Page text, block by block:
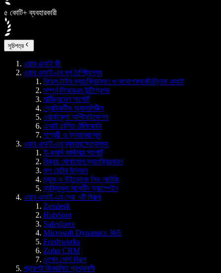
৫ কোটি+ ব্যবহারকারী
সূচিপত্র
এয়ার এআই কী
এয়ার এআই-এর মূল বৈশিষ্ট্যসমূহ
রিয়েল-টাইম স্বয়ংক্রিয়করণ ও কথোপকথনভিত্তিক এআই
সম্পূর্ণ সিআরএম ইন্টিগ্রেশন
মাল্টিচ্যানেল সাপোর্ট
প্রেডিকটিভ অ্যানালিটিক্স
ওয়ার্কফ্লো অপ্টিমাইজেশন
এআই চালিত টেলিফোনি
সাশ্রয়ী ও ব্যবহারবান্ধব
এয়ার এআই-এর ব্যবহারক্ষেত্রসমূহ
ই-কমার্স কাস্টমার সাপোর্ট
বিক্রয় যোগাযোগ স্বয়ংক্রিয়করণ
কল সেন্টার উন্নয়ন
ম্যাক ও উইন্ডোজে লিড নার্চারিং
ব্যক্তিকৃত মার্কেটিং ক্যাম্পেইন
এয়ার এআই-এর সেরা ৭টি বিকল্প
Zendesk
HubSpot
Salesforce
Microsoft Dynamics 365
Freshworks
Zoho CRM
ওপেন সোর্স বিকল্প
প্রায়শই জিজ্ঞাসিত প্রশ্নাবলী